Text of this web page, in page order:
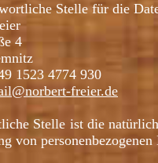
Stelle für die
4
1523 4774 930
freier.de
Stelle ist die
von